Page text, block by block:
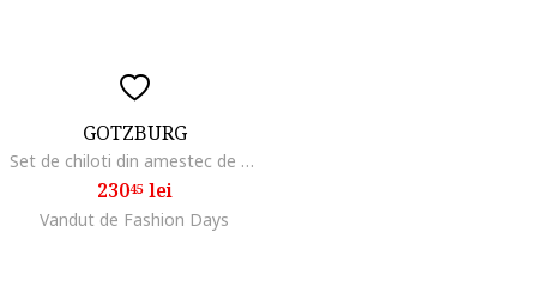
GOTZBURG
Set de chiloti din amestec de bumbac - 4 perechi, Alb/Negru
23045lei
Vandut de Fashion Days